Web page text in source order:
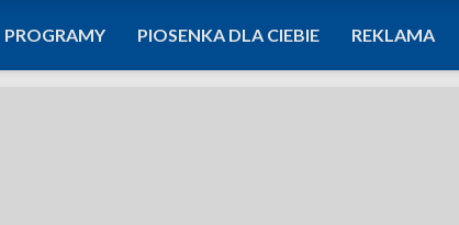
PROGRAMY PIOSENKA DLA CIEBIE REKLAMA